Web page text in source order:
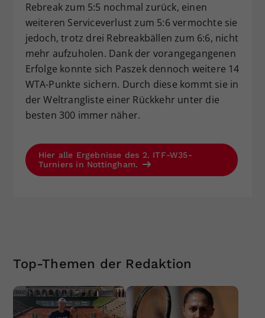
Rebreak zum 5:5 nochmal zurück, einen
weiteren Serviceverlust zum 5:6 vermochte sie
jedoch, trotz drei Rebreakbällen zum 6:6, nicht
mehr aufzuholen. Dank der vorangegangenen
Erfolge konnte sich Paszek dennoch weitere 14
WTA-Punkte sichern. Durch diese kommt sie in
der Weltrangliste einer Rückkehr unter die
besten 300 immer näher.
Hier alle Ergebnisse des 2. ITF-W35-
Turniers in Nottingham.
Top-Themen der Redaktion